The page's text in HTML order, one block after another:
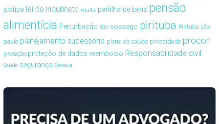
justiça lei do inquilinato multa partilha de bens pensão
alimentícia Perturbação do sossego pirituba Pirituba são
paulo planejamento sucessório plano de saúde privacidade procon
proteção proteção de dados reembolso Responsabilidade civil
Saúde segurança Serasa